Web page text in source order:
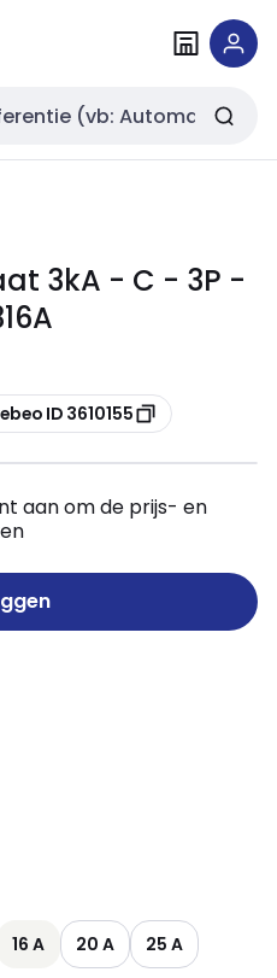
3kA - C - 3P -
ID 3610155
aan om de prijs- en
niet mogelijk)
(Huidige combinatie niet
niet mogelijk)
16 A 20 A
25 A